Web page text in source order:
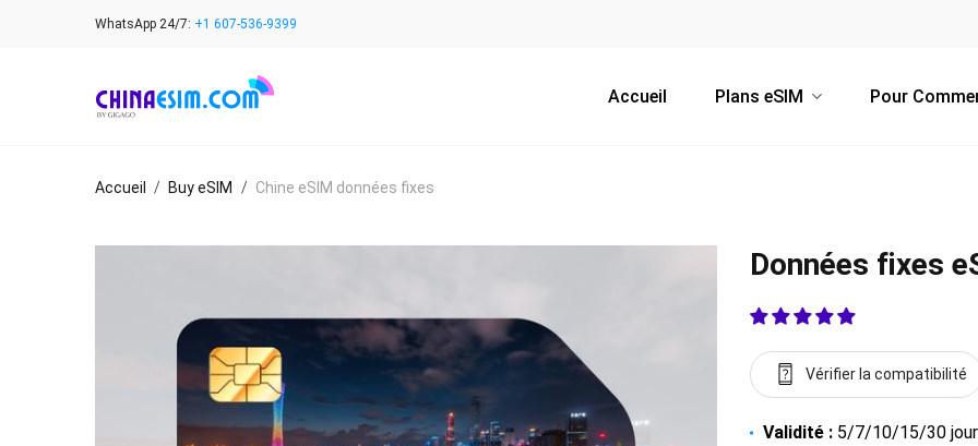
WhatsApp 24/7: +1 607-536-9399
Accueil Plans eSIM Pour
Accueil / Buy eSIM / Chine eSIM données fixes
Données fixes
Vérifier la compatibilité
Validité : 5/7/10/15/30